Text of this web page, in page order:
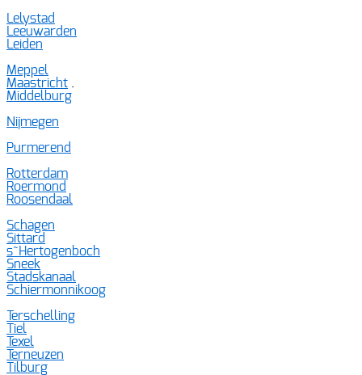
Lelystad
Leeuwarden
Leiden
Meppel
Maastricht
Middelburg
Nijmegen
Purmerend
Rotterdam
Roermond
Roosendaal
Schagen
Sittard
s~Hertogenboch
Sneek
Stadskanaal
Schiermonnikoog
Terschelling
Tiel
Texel
Terneuzen
Tilburg